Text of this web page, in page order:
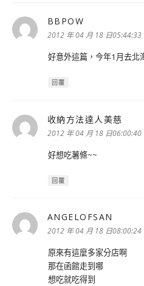
BBPOW
示:
2012 年 04 月 18 日05:44:33
好意外這篇，今年1月去北
回覆
收納方法達人美慈
示:
2012 年 04 月 18 日06:00:40
好想吃薯條~~
回覆
ANGELOFSAN
示:
2012 年 04 月 18 日08:00:24
原來有這麼多家分店啊
那在函館走到哪
想吃就吃得到